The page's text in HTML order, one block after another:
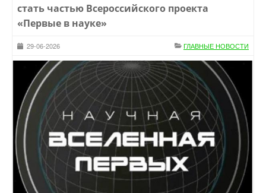
стать частью Всероссийского проекта
«Первые в науке»
29-06-2026 ГЛАВНЫЕ НОВОСТИ